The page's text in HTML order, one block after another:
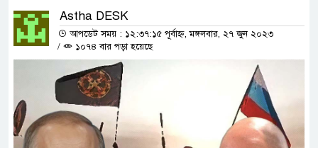
Astha DESK
আপডেট সময় : ১২:৩৭:১৫ পূর্বাহ্ন, মঙ্গলবার, ২৭ জুন ২০২৩
/
১০৭৪ বার পড়া হয়েছে